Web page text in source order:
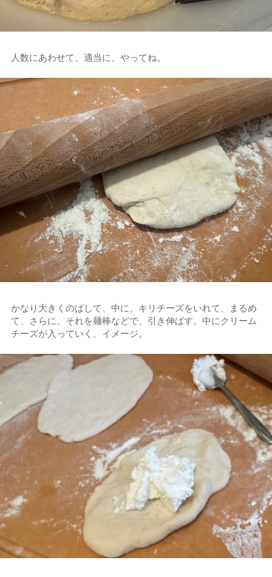
人数にあわせて、適当に、やってね。
かなり大きくのばして、中に、キリチーズをいれて、まるめ
て、さらに、それを麺棒などで、引き伸ばす。中にクリーム
チーズが入っていく、イメージ。